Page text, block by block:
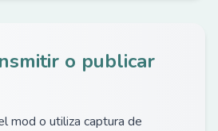
o publicar
mod o utiliza captura de